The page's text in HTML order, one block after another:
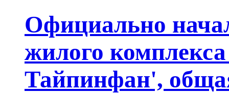
Официально
жилого
Тайпинфан',